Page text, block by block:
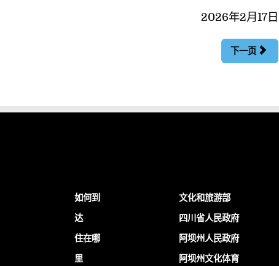
2026年2月17日
下一页
如何到
达
住在哪
里
文化和旅游部
四川省人民政府
阿坝州人民政府
阿坝州文化体育